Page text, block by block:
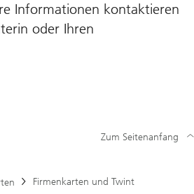
Informationen kontaktieren
oder Ihren
Firmenkarten und Twint
Zum Seitenanfang